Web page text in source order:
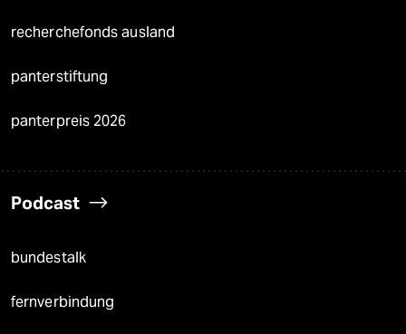
recherchefonds ausland
panterstiftung
panterpreis 2026
Podcast
bundestalk
fernverbindung